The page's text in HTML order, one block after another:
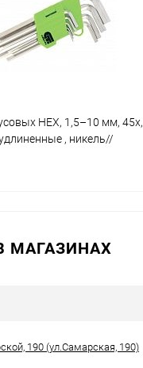
В наличии (3)
HEX, 1,5–10 мм, 45x,
, никель//
МАГАЗИНАХ
190 (ул.Самарская, 190)